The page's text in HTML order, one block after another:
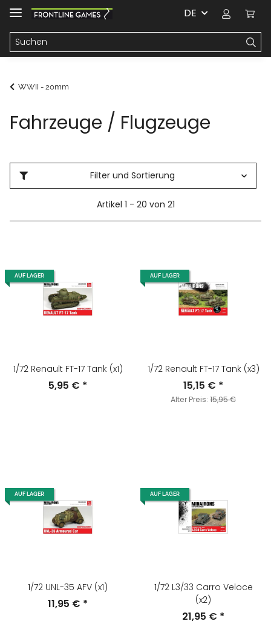
DE
WWII - 20mm
Fahrzeuge / Flugzeuge
Filter und Sortierung
Artikel 1 - 20 von 21
AUF LAGER
1/72 Renault FT-17 Tank (x1)
5,95 € *
AUF LAGER
1/72 Renault FT-17 Tank (x3)
15,15 € *
Alter Preis: 15,95 €
AUF LAGER
1/72 UNL-35 AFV (x1)
11,95 € *
AUF LAGER
1/72 L3/33 Carro Veloce
(x2)
21,95 € *